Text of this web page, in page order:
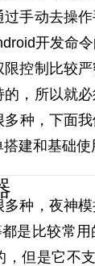
过手动去操
开发命
控制比较
的，所以就
种，下面
建和基础使
种，夜神模
是比较常
，但是它不